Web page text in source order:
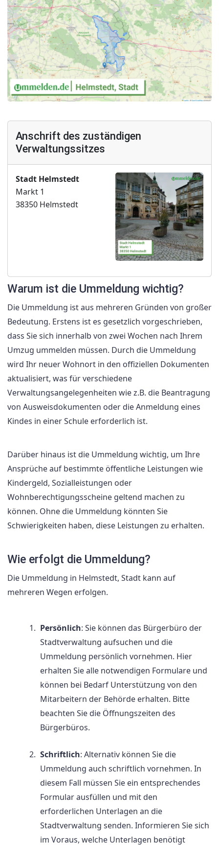
Anschrift des zuständigen
Verwaltungssitzes
Stadt Helmstedt
Markt 1
38350 Helmstedt
Warum ist die Ummeldung wichtig?
Die Ummeldung ist aus mehreren Gründen von großer
Bedeutung. Erstens ist es gesetzlich vorgeschrieben,
dass Sie sich innerhalb von zwei Wochen nach Ihrem
Umzug ummelden müssen. Durch die Ummeldung
wird Ihr neuer Wohnort in den offiziellen Dokumenten
aktualisiert, was für verschiedene
Verwaltungsangelegenheiten wie z.B. die Beantragung
von Ausweisdokumenten oder die Anmeldung eines
Kindes in einer Schule erforderlich ist.
Darüber hinaus ist die Ummeldung wichtig, um Ihre
Ansprüche auf bestimmte öffentliche Leistungen wie
Kindergeld, Sozialleistungen oder
Wohnberechtigungsscheine geltend machen zu
können. Ohne die Ummeldung könnten Sie
Schwierigkeiten haben, diese Leistungen zu erhalten.
Wie erfolgt die Ummeldung?
Die Ummeldung in Helmstedt, Stadt kann auf
mehreren Wegen erfolgen.
Persönlich: Sie können das Bürgerbüro der
Stadtverwaltung aufsuchen und die
Ummeldung persönlich vornehmen. Hier
erhalten Sie alle notwendigen Formulare und
können bei Bedarf Unterstützung von den
Mitarbeitern der Behörde erhalten. Bitte
beachten Sie die Öffnungszeiten des
Bürgerbüros.
Schriftlich: Alternativ können Sie die
Ummeldung auch schriftlich vornehmen. In
diesem Fall müssen Sie ein entsprechendes
Formular ausfüllen und mit den
erforderlichen Unterlagen an die
Stadtverwaltung senden. Informieren Sie sich
im Voraus, welche Unterlagen benötigt